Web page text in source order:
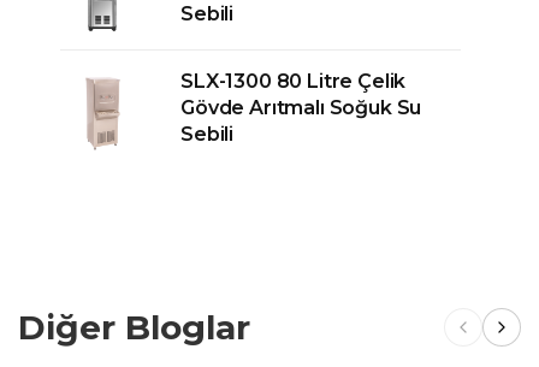
Sebili
SLX-1300 80 Litre Çelik
Gövde Arıtmalı Soğuk Su
Sebili
Diğer Bloglar